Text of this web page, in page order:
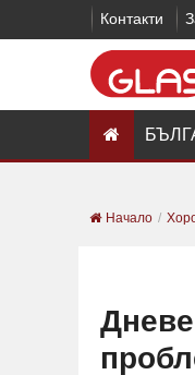
Контакти
Начало